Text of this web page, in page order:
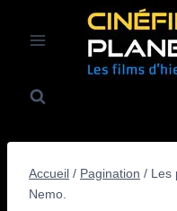
Accueil / Pagination / Les
Nemo.